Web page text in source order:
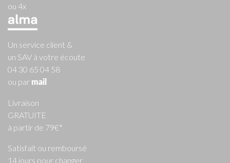
ou 4x
Un service client &
un SAV à votre écoute
04 30 65 04 58
ou par mail
Livraison
GRATUITE
à partir de 79€*
Satisfait ou remboursé
14 jours pour changer